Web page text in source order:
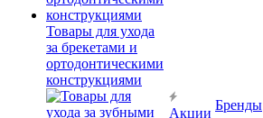
Товары для ухода
за брекетами и
ортодонтическими
конструкциями
Акции
Бренды